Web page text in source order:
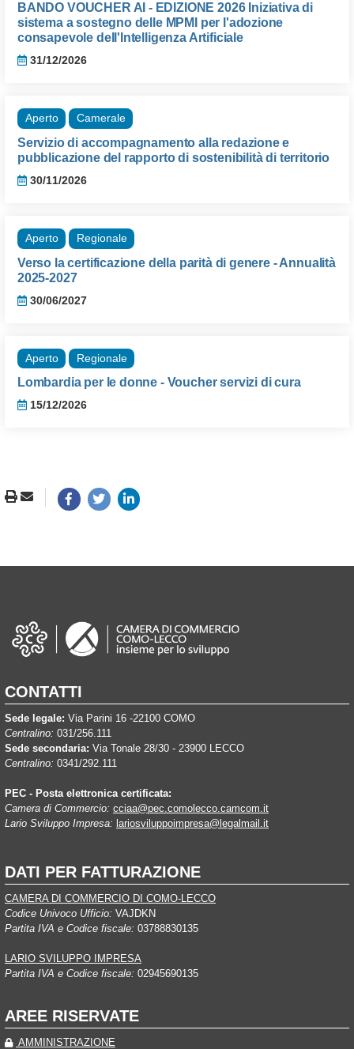
BANDO VOUCHER AI - EDIZIONE 2026 Iniziativa di
sistema a sostegno delle MPMI per l'adozione
consapevole dell'Intelligenza Artificiale
31/12/2026
Aperto Camerale
Servizio di accompagnamento alla redazione e
pubblicazione del rapporto di sostenibilità di territorio
30/11/2026
Aperto Regionale
Verso la certificazione della parità di genere - Annualità
2025-2027
30/06/2027
Aperto Regionale
Lombardia per le donne - Voucher servizi di cura
15/12/2026
CONTATTI
Sede legale: Via Parini 16 -22100 COMO
Centralino: 031/256.111
Sede secondaria: Via Tonale 28/30 - 23900 LECCO
Centralino: 0341/292.111
PEC - Posta elettronica certificata:
Camera di Commercio: cciaa@pec.comolecco.camcom.it
Lario Sviluppo Impresa: lariosviluppoimpresa@legalmail.it
DATI PER FATTURAZIONE
CAMERA DI COMMERCIO DI COMO-LECCO
Codice Univoco Ufficio: VAJDKN
Partita IVA e Codice fiscale: 03788830135
LARIO SVILUPPO IMPRESA
Partita IVA e Codice fiscale: 02945690135
AREE RISERVATE
AMMINISTRAZIONE